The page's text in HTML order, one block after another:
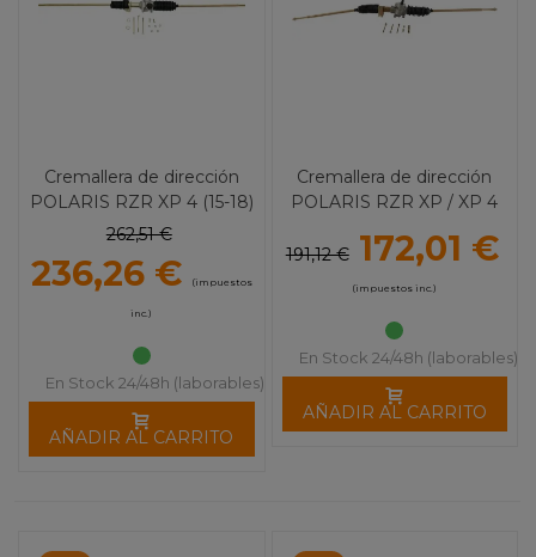
Cremallera de dirección
POLARIS RZR XP 4 (15-18)
1195
262,51 €
236,26 € (impuestos
inc.)
En Stock 24/48h (laborables)
AÑADIR AL CARRITO
Cremallera de dirección
POLARIS RZR XP / XP 4
191,12 € 172,01 €
(impuestos inc.)
En Stock 24/48h (laborables)
AÑADIR AL CARRITO